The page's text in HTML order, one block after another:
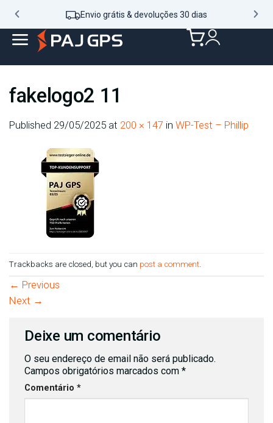
Envio grátis & devoluções 30 dias
fakelogo2 11
Published 29/05/2025 at 200 × 147 in WP-Test – Phillip
Trackbacks are closed, but you can post a comment.
← Previous
Next →
Deixe um comentário
O seu endereço de email não será publicado.
Campos obrigatórios marcados com *
Comentário *